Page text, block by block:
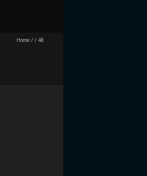
Home / / 48